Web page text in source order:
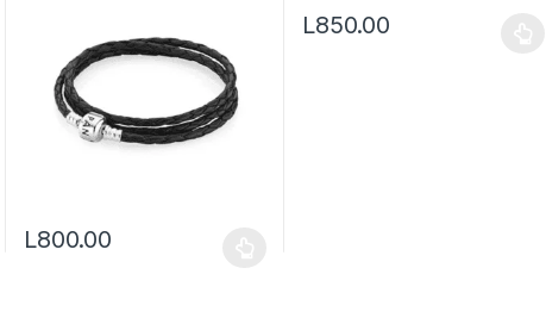
L800.00
L850.00